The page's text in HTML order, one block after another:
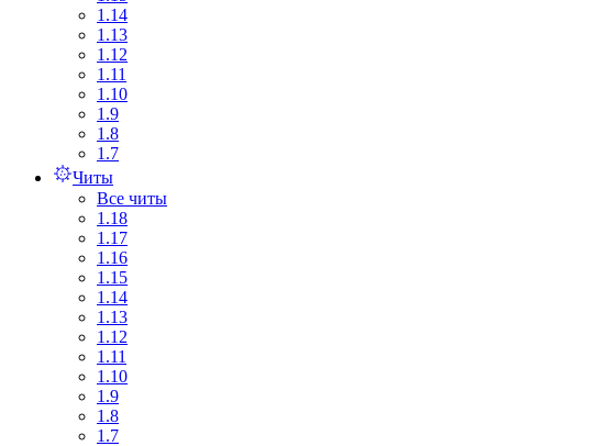
1.14
1.13
1.12
1.11
1.10
1.9
1.8
1.7
Читы
Все читы
1.18
1.17
1.16
1.15
1.14
1.13
1.12
1.11
1.10
1.9
1.8
1.7